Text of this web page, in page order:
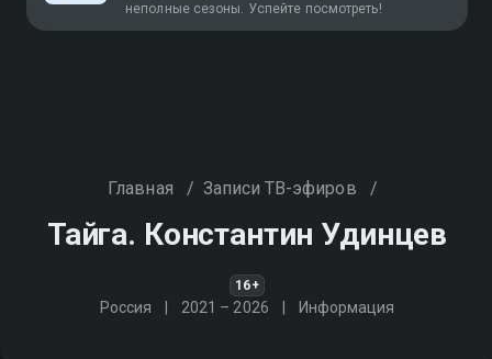
неполные сезоны. Успейте посмотреть!
Главная / Записи ТВ-эфиров /
Тайга. Константин Удинцев
16+
Россия 2021 – 2026 Информация